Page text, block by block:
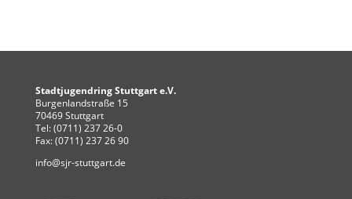
Stadtjugendring Stuttgart e.V.
Burgenlandstraße 15
70469 Stuttgart
Tel: (0711) 237 26-0
Fax: (0711) 237 26 90
info@sjr-stuttgart.de